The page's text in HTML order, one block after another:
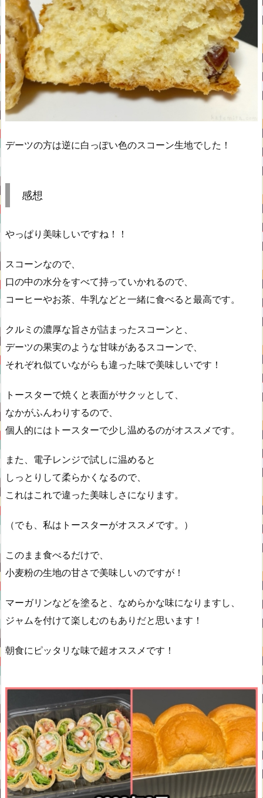
デーツの方は逆に白っぽい色のスコーン生地でした！
感想
やっぱり美味しいですね！！
スコーンなので、
口の中の水分をすべて持っていかれるので、
コーヒーやお茶、牛乳などと一緒に食べると最高です。
クルミの濃厚な旨さが詰まったスコーンと、
デーツの果実のような甘味があるスコーンで、
それぞれ似ていながらも違った味で美味しいです！
トースターで焼くと表面がサクッとして、
なかがふんわりするので、
個人的にはトースターで少し温めるのがオススメです。
また、電子レンジで試しに温めると
しっとりして柔らかくなるので、
これはこれで違った美味しさになります。
（でも、私はトースターがオススメです。）
このまま食べるだけで、
小麦粉の生地の甘さで美味しいのですが！
マーガリンなどを塗ると、なめらかな味になりますし、
ジャムを付けて楽しむのもありだと思います！
朝食にピッタリな味で超オススメです！